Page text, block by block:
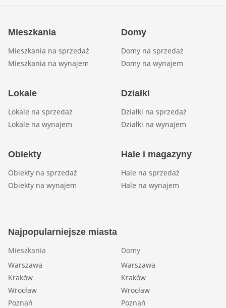
Mieszkania
Mieszkania na sprzedaż
Mieszkania na wynajem
Domy
Domy na sprzedaż
Domy na wynajem
Lokale
Lokale na sprzedaż
Lokale na wynajem
Działki
Działki na sprzedaż
Działki na wynajem
Obiekty
Obiekty na sprzedaż
Obiekty na wynajem
Hale i magazyny
Hale na sprzedaż
Hale na wynajem
Najpopularniejsze miasta
Mieszkania
Warszawa
Kraków
Wrocław
Poznań
Domy
Warszawa
Kraków
Wrocław
Poznań